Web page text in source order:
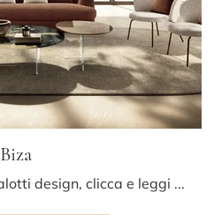
Biza
Se desideri divani per salotti design, clicca e leggi di più sul modello Biza in tessuto della firma Lago.